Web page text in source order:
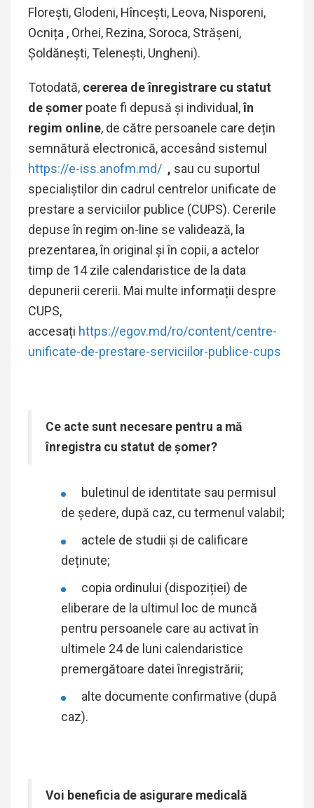
Florești, Glodeni, Hîncești, Leova, Nisporeni,
Ocnița , Orhei, Rezina, Soroca, Strășeni,
Șoldănești, Telenești, Ungheni).
Totodată, cererea de înregistrare cu statut
de șomer poate fi depusă și individual,în
regim online, de către persoanele care dețin
semnătură electronică, accesând sistemul
https://e-iss.anofm.md/ , sau cu suportul
specialiștilor din cadrul centrelor unificate de
prestare a serviciilor publice (CUPS). Cererile
depuse în regim on-line se validează, la
prezentarea, în original și în copii, a actelor
timp de 14 zile calendaristice de la data
depunerii cererii. Mai multe informații despre
CUPS,
accesați https://egov.md/ro/content/centre-
unificate-de-prestare-serviciilor-publice-cups
Ce acte sunt necesare pentru a mă
înregistra cu statut de șomer?
buletinul de identitate sau permisul
de ședere, după caz, cu termenul valabil;
actele de studii şi de calificare
deținute;
copia ordinului (dispoziției) de
eliberare de la ultimul loc de muncă
pentru persoanele care au activat în
ultimele 24 de luni calendaristice
premergătoare datei înregistrării;
alte documente confirmative (după
caz).
Voi beneficia de asigurare medicală